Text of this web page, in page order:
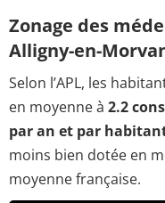
Zonage des
Alligny-en-
Selon l’APL, les
en moyenne à 2.2
par an et par
moins bien dotée en
moyenne française.